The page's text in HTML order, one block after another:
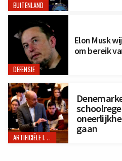
BUITENLAND
DEFENSIE
Elon Musk
om bereik
ARTIFICIËLE INTELLIGENTIE
gaan